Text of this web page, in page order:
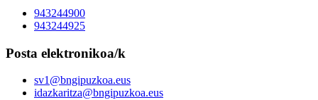
943244900
943244925
Posta elektronikoa/k
sv1@bngipuzkoa.eus
idazkaritza@bngipuzkoa.eus